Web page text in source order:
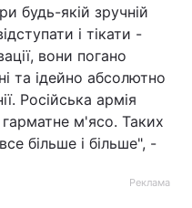
будь-якій зручній
і тікати -
вони погано
та ідейно абсолютно
Російська армія
м'ясо. Таких
більше і більше", -
Реклама